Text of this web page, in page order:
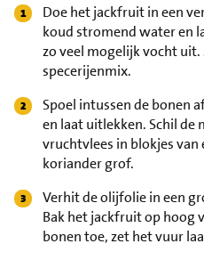
Doe het jackfruit in een
koud stromend water en
zo veel mogelijk vocht
specerijenmix.
Spoel intussen de bonen
en laat uitlekken. Schil de
vruchtvlees in blokjes van
koriander grof.
Verhit de olijfolie in een
Bak het jackfruit op hoog
bonen toe, zet het vuur